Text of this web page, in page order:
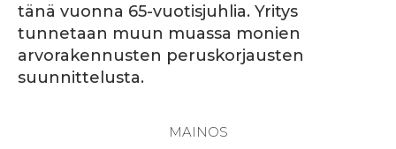
tänä vuonna 65-vuotisjuhlia. Yritys
tunnetaan muun muassa monien
arvorakennusten peruskorjausten
suunnittelusta.